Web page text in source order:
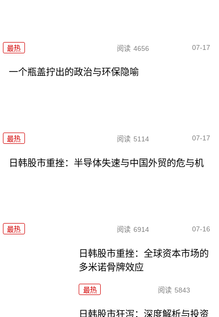
最热 阅读 4656 07-17
一个瓶盖拧出的政治与环保隐喻
最热 阅读 5114 07-17
日韩股市重挫：半导体失速与中国外贸的危与机
最热 阅读 6914 07-16
日韩股市重挫：全球资本市场的
多米诺骨牌效应
最热 阅读 5843
日韩股市狂泻：深度解析与投资